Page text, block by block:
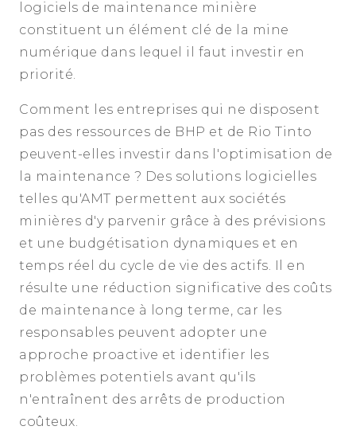
logiciels de maintenance minière
constituent un élément clé de la mine
numérique dans lequel il faut investir en
priorité.
Comment les entreprises qui ne disposent
pas des ressources de BHP et de Rio Tinto
peuvent-elles investir dans l'optimisation de
la maintenance ? Des solutions logicielles
telles qu'AMT permettent aux sociétés
minières d'y parvenir grâce à des prévisions
et une budgétisation dynamiques et en
temps réel du cycle de vie des actifs. Il en
résulte une réduction significative des coûts
de maintenance à long terme, car les
responsables peuvent adopter une
approche proactive et identifier les
problèmes potentiels avant qu'ils
n'entraînent des arrêts de production
coûteux.